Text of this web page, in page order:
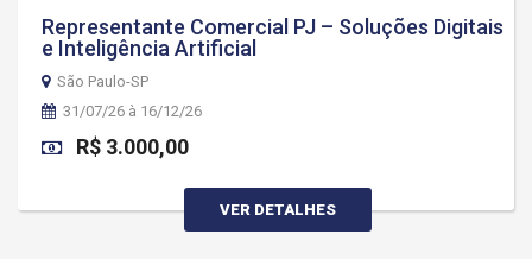
Representante Comercial PJ – Soluções Digitais
e Inteligência Artificial
São Paulo-SP
31/07/26 à 16/12/26
R$ 3.000,00
VER DETALHES